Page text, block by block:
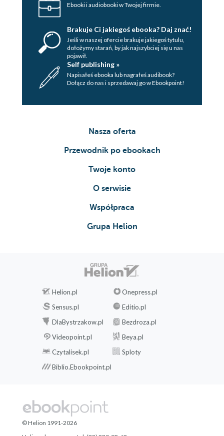
Ebooki i audiobooki w Twojej firmie.
Brakuje Ci jakiegoś ebooka? Daj znać!
Jeśli w naszej ofercie brakuje jakiegoś tytulu,
dołożymy starań, by jak najszybciej się u nas
pojawił.
Self publishing »
Napisałeś ebooka lub nagrałeś audibook?
Dołącz do nas i sprzedawaj go w Ebookpoint!
Nasza oferta
Przewodnik po ebookach
Twoje konto
O serwisie
Współpraca
Grupa Helion
Helion.pl
Onepress.pl
Sensus.pl
Editio.pl
DlaBystrzakow.pl
Bezdroza.pl
Videopoint.pl
Beya.pl
Czytalisek.pl
Sploty
Biblio.Ebookpoint.pl
© Helion 1991-2026